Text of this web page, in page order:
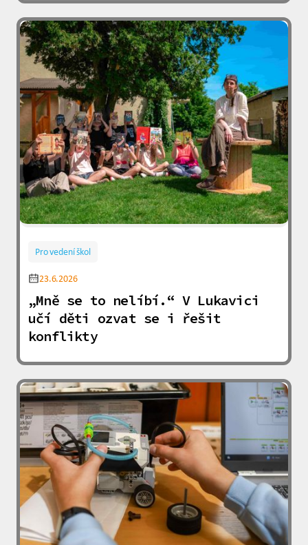
Pro vedení škol
23.6.2026
„Mně se to nelíbí.“ V Lukavici
učí děti ozvat se i řešit
konflikty